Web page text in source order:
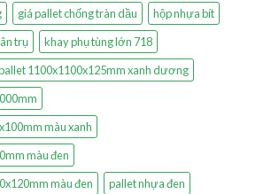
giá pallet chống tràn dầu
hộp nhựa bít
trụ
khay phụ tùng lớn 718
1100x1100x125mm xanh dương
màu xanh
màu đen
màu đen
pallet nhựa đen